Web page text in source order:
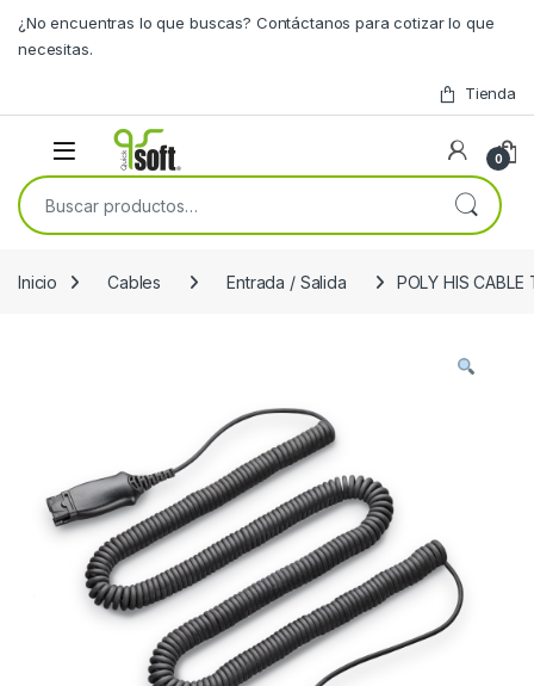
¿No encuentras lo que buscas? Contáctanos para cotizar lo que
necesitas.
Tienda
0
Buscar por:
Inicio Cables Entrada / Salida POLY HIS CABLE